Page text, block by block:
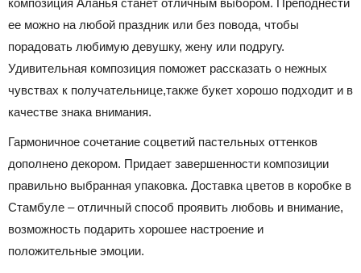
ее можно на любой праздник или без повода, чтобы
порадовать любимую девушку, жену или подругу.
Удивительная композиция поможет рассказать о нежных
чувствах к получательнице,также букет хорошо подходит и в
качестве знака внимания.
Гармоничное сочетание соцветий пастельных оттенков
дополнено декором. Придает завершенности композиции
правильно выбранная упаковка. Доставка цветов в коробке в
Стамбуле – отличный способ проявить любовь и внимание,
возможность подарить хорошее настроение и
положительные эмоции.